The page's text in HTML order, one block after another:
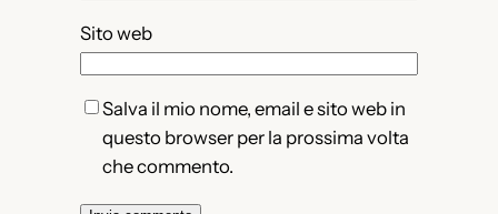
Sito web
Salva il mio nome, email e sito web in
questo browser per la prossima volta
che commento.